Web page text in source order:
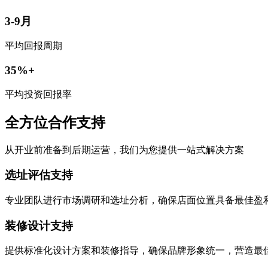
3-9月
平均回报周期
35%+
平均投资回报率
全方位合作支持
从开业前准备到后期运营，我们为您提供一站式解决方案
选址评估支持
专业团队进行市场调研和选址分析，确保店面位置具备最佳盈
装修设计支持
提供标准化设计方案和装修指导，确保品牌形象统一，营造最